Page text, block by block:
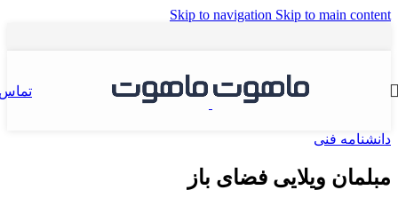
Skip to navigation Skip to main content
دانشنامه فنی
مبلمان ویلایی فضای باز